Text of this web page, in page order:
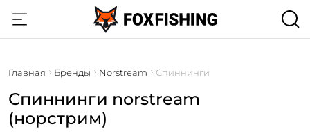
Главная Бренды Norstream Спиннинги
Спиннинги norstream
(норстрим)